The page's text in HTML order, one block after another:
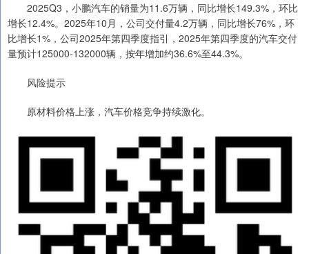
2025Q3，小鹏汽车的销量为11.6万辆，同比增长149.3%，环比
增长12.4%。2025年10月，公司交付量4.2万辆，同比增长76%，环
比增长1%，公司2025年第四季度指引，2025年第四季度的汽车交付
量预计125000-132000辆，按年增加约36.6%至44.3%。
风险提示
原材料价格上涨，汽车价格竞争持续激化。